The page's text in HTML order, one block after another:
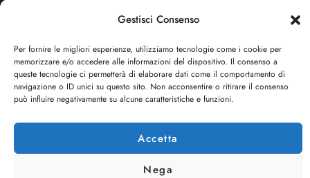
Gestisci Consenso
Per fornire le migliori esperienze, utilizziamo tecnologie come i cookie per
memorizzare e/o accedere alle informazioni del dispositivo. Il consenso a
queste tecnologie ci permetterà di elaborare dati come il comportamento di
navigazione o ID unici su questo sito. Non acconsentire o ritirare il consenso
può influire negativamente su alcune caratteristiche e funzioni.
Accetta
Nega
legale in Via delle Sirene 34 - Roma - P.iva:
Sitemap-Privacy Policy - Cookie Policy
Cerca